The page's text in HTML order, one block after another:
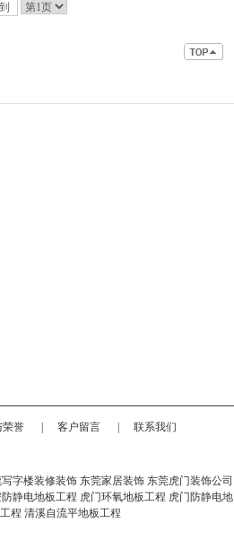
荣誉 客户留言 联系我们
写字楼装修装饰 东莞家居装饰 东莞虎门装饰公司
静电地板工程 虎门环氧地板工程 虎门防静电地
程 清溪自流平地板工程